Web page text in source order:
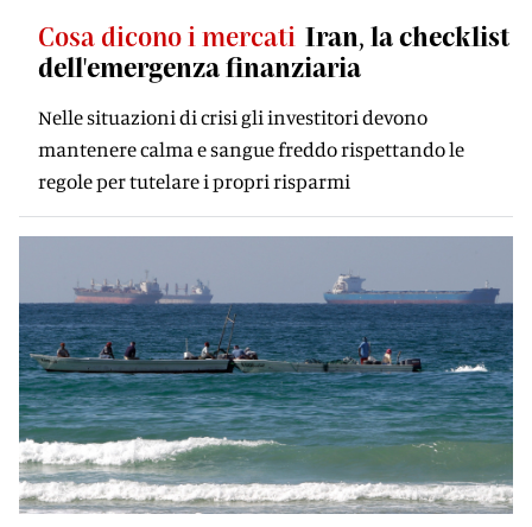
Cosa dicono i mercati Iran, la checklist
dell'emergenza finanziaria
Nelle situazioni di crisi gli investitori devono
mantenere calma e sangue freddo rispettando le
regole per tutelare i propri risparmi